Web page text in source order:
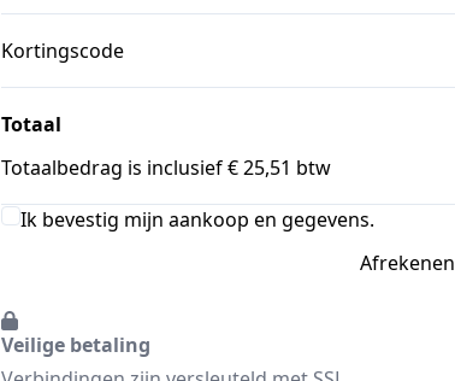
Kortingscode
Totaal
Totaalbedrag is inclusief € 25,51 btw
Ik bevestig mijn aankoop en gegevens.
Afrekenen
Veilige betaling